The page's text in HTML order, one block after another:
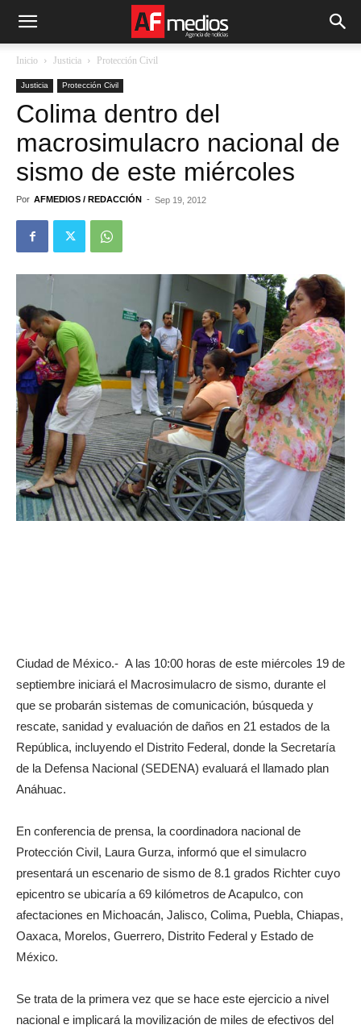
Inicio Justicia Protección Civil
Justicia Protección Civil
Colima dentro del
macrosimulacro nacional de
sismo de este miércoles
Por AFMEDIOS / REDACCIÓN - Sep 19, 2012
Ciudad de México.- A las 10:00 horas de este miércoles 19 de
septiembre iniciará el Macrosimulacro de sismo, durante el
que se probarán sistemas de comunicación, búsqueda y
rescate, sanidad y evaluación de daños en 21 estados de la
República, incluyendo el Distrito Federal, donde la Secretaría
de la Defensa Nacional (SEDENA) evaluará el llamado plan
Anáhuac.
En conferencia de prensa, la coordinadora nacional de
Protección Civil, Laura Gurza, informó que el simulacro
presentará un escenario de sismo de 8.1 grados Richter cuyo
epicentro se ubicaría a 69 kilómetros de Acapulco, con
afectaciones en Michoacán, Jalisco, Colima, Puebla, Chiapas,
Oaxaca, Morelos, Guerrero, Distrito Federal y Estado de
México.
Se trata de la primera vez que se hace este ejercicio a nivel
nacional e implicará la movilización de miles de efectivos del